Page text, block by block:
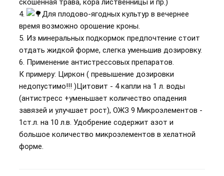
4.
Для плодово-ягодных культур в вечернее
время возможно орошение кроны.
5. Из минеральных подкормок предпочтение стоит
отдать жидкой форме, слегка уменьшив дозировку.
6. Применение антистрессовых препаратов.
К примеру: Циркон ( превышение дозировки
недопустимо!!! )Цитовит - 4 капли на 1 л. воды
(антистресс +уменьшает количество опадения
завязей и улучшает рост), ОЖЗ 9 Микроэлементов -
1ст.л. на 10 л.в. Удобрение содержит азот и
большое количество микроэлементов в хелатной
форме.